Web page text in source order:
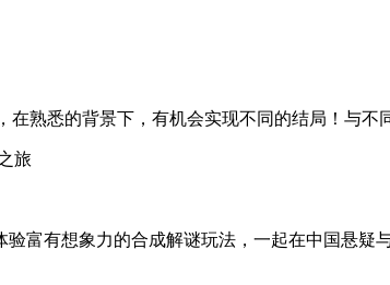
熟悉的背景下，有机会实现不同的结局！与不
旅
富有想象力的合成解谜玩法，一起在中国悬疑